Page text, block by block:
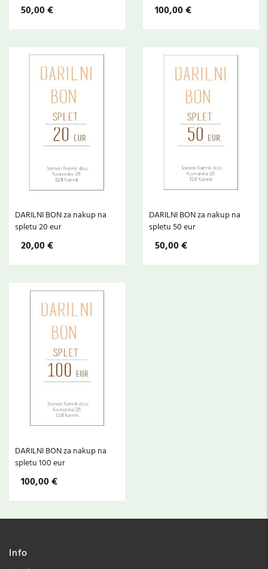
50,00 € 100,00 €
DARILNI BON za nakup na
spletu 20 eur
20,00 €
DARILNI BON za nakup na
spletu 50 eur
50,00 €
DARILNI BON za nakup na
spletu 100 eur
100,00 €
Info